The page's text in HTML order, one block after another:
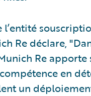
Re déclare,
Re
en
un